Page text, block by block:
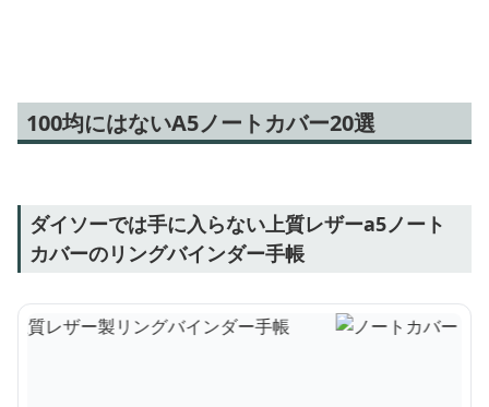
100均にはないA5ノートカバー20選
ダイソーでは手に入らない上質レザーa5ノート
カバーのリングバインダー手帳